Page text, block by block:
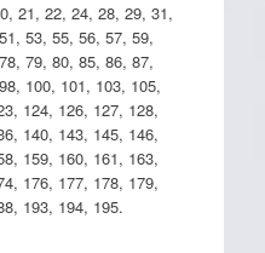
21, 22, 24, 28, 29, 31,
53, 55, 56, 57, 59,
79, 80, 85, 86, 87,
100, 101, 103, 105,
124, 126, 127, 128,
140, 143, 145, 146,
159, 160, 161, 163,
176, 177, 178, 179,
193, 194, 195.